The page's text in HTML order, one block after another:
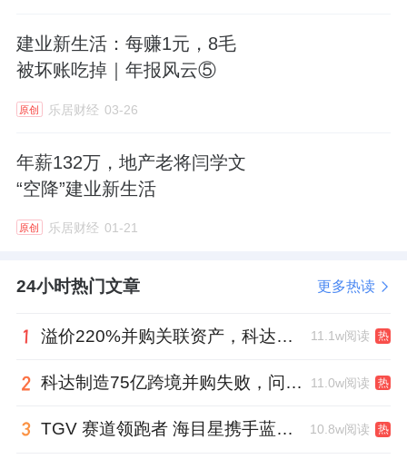
频繁更迭，折射出建业系在应对复杂市场环境
时对管理层适配度的急切探索。2025年4月30
日，代纪玲在接任史书山出任CEO仅九个月后
与CEO二职，一度被市场解读为“强人治理”的
集权时代开启。而如今随着闫学文的空降，公
司治理架构走向合规化与专业化分工。
业于河南财经学院后，他从
基层行政
人事专员起步，历经周口公司、淮阳项目公司
后升任建业地产助理总裁、副总裁，2025年10
月起出任建业地产执行总裁。
建业新生活：每赚1元，8毛
被坏账吃掉｜年报风云⑤
原创 乐居财经 03-26
年薪132万，地产老将闫学文
“空降”建业新生活
原创 乐居财经 01-21
24小时热门文章 更多热读
溢价220%并购关联资产，科达制造近75亿元重组被否 11.1w阅读 热
科达制造75亿跨境并购失败，问题出在哪一关？ 11.0w阅读 热
TGV 赛道领跑者 海目星携手蓝思科技掘金先进封装 10.8w阅读 热